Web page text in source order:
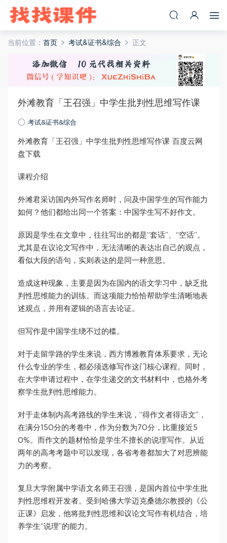
当前位置： 首页 考试&证书&综合 正文
外滩教育「王召强」中学生批判性思维写作课
考试&证书&综合
外滩教育「王召强」中学生批判性思维写作课 百度云网
盘下载
课程介绍
外滩君采访国内外写作名师时，问及中国学生的写作能力
如何？他们都给出同一个答案：中国学生写不好作文。
原因是学生在文章中，往往写出的都是“套话”、“空话”。
尤其是在议论文写作中，无法清晰的表达出自己的观点，
看似大段的语句，实则表达的是同一种意思。
造成这种现象，主要是因为在国内的语文学习中，缺乏批
判性思维能力的训练。而这项能力恰恰帮助学生清晰地表
述观点，并用有逻辑的语言去论证。
但写作是中国学生绕不过的槛。
对于走留学路的学生来说，西方博雅教育体系要求，无论
什么专业的学生，都必须选修写作这门核心课程。同时，
在大学申请过程中，在学生递交的文书材料中，也格外考
察学生批判性思维能力。
对于走体制内高考路线的学生来说，“得作文者得语文”，
在满分150分的考卷中，作为分数为70分，比重接近5
0%。而作文的题材恰恰是学生不擅长的说理写作。从近
两年的高考考题中可以发现，各省考卷都加大了对思辨能
力的考察。
复旦大学附属中学语文名师王召强，是国内首位中学生批
判性思维程开发者。受到哈佛大学迈克桑德尔教授的《公
正课》启发，他将批判性思维和议论文写作有机结合，培
养学生“说理”的能力。